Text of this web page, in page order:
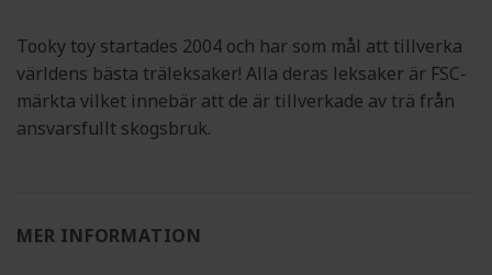
Tooky toy startades 2004 och har som mål att tillverka
världens bästa träleksaker! Alla deras leksaker är FSC-
märkta vilket innebär att de är tillverkade av trä från
ansvarsfullt skogsbruk.
MER INFORMATION